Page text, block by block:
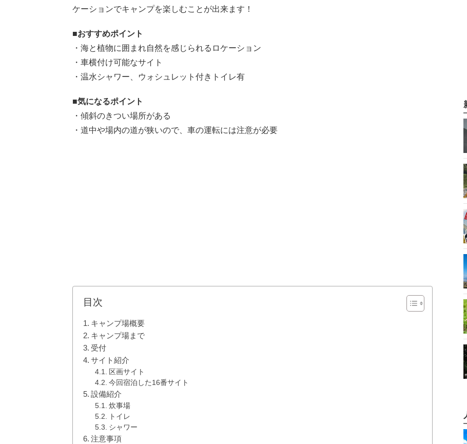
ケーションでキャンプを楽しむことが出来ます！
■おすすめポイント
・海と植物に囲まれ自然を感じられるロケーション
・車横付け可能なサイト
・温水シャワー、ウォシュレット付きトイレ有
■気になるポイント
・傾斜のきつい場所がある
・道中や場内の道が狭いので、車の運転には注意が必要
目次
キャンプ場概要
キャンプ場まで
受付
サイト紹介
区画サイト
今回宿泊した16番サイト
設備紹介
炊事場
トイレ
シャワー
注意事項